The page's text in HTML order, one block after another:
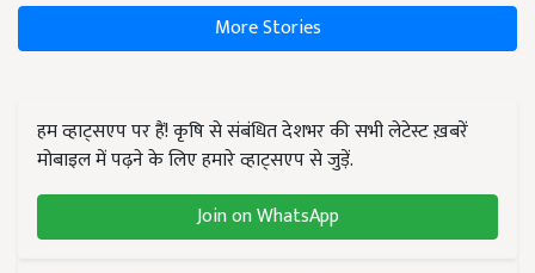
More Stories
हम व्हाट्सएप पर हैं! कृषि से संबंधित देशभर की सभी लेटेस्ट ख़बरें
मोबाइल में पढ़ने के लिए हमारे व्हाट्सएप से जुड़ें.
Join on WhatsApp